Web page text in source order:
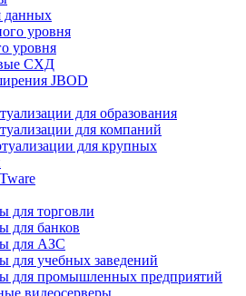
данных
уровня
уровня
СХД
JBOD
для образования
для компаний
для крупных
для торговли
для банков
для АЗС
для учебных заведений
для промышленных предприятий
видеосерверы